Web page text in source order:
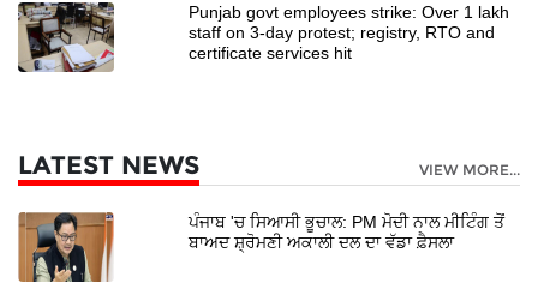
Punjab govt employees strike: Over 1 lakh
staff on 3-day protest; registry, RTO and
certificate services hit
LATEST NEWS VIEW MORE...
ਪੰਜਾਬ 'ਚ ਸਿਆਸੀ ਭੂਚਾਲ: PM ਮੋਦੀ ਨਾਲ ਮੀਟਿੰਗ ਤੋਂ
ਬਾਅਦ ਸ਼੍ਰੋਮਣੀ ਅਕਾਲੀ ਦਲ ਦਾ ਵੱਡਾ ਫ਼ੈਸਲਾ